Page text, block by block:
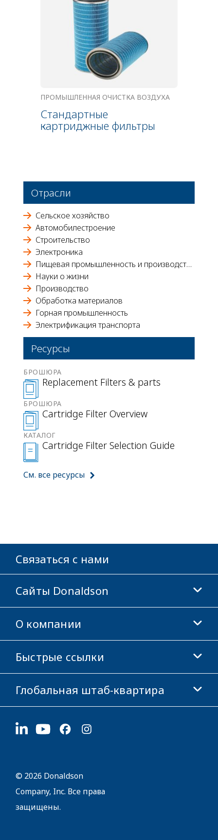
ПРОМЫШЛЕННАЯ ОЧИСТКА ВОЗДУХА
Стандартные
картриджные фильтры
Отрасли
Сельское хозяйство
Автомобилестроение
Строительство
Электроника
Пищевая промышленность и производство напитков
Науки о жизни
Производство
Обработка материалов
Горная промышленность
Электрификация транспорта
Ресурсы
БРОШЮРА
Replacement Filters & parts
БРОШЮРА
Cartridge Filter Overview
КАТАЛОГ
Cartridge Filter Selection Guide
См. все ресурсы
Связаться с нами
Сайты Donaldson
Donaldson Life Sciences
Магазин Donaldson
О компании
Информация о компании
Этика и соблюдение норм
Карьера
Быстрые ссылки
Инвесторам
Поставщикам
Устойчивое развитие
Глобальная штаб-квартира
1400 W 94th Street
© 2026 Donaldson
Company, Inc. Все права
защищены.